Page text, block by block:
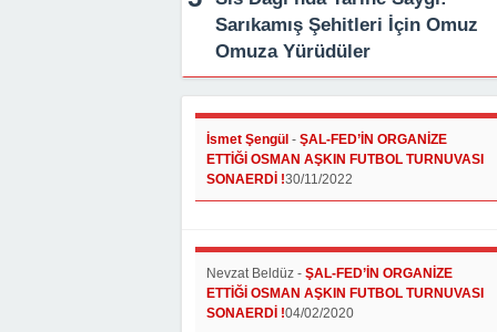
Sarıkamış Şehitleri İçin Omuz
Omuza Yürüdüler
İsmet Şengül - ŞAL-FED’İN ORGANİZE
ETTİĞİ OSMAN AŞKIN FUTBOL TURNUVASI
SONAERDİ !30/11/2022
Nevzat Beldüz - ŞAL-FED’İN ORGANİZE
ETTİĞİ OSMAN AŞKIN FUTBOL TURNUVASI
SONAERDİ !04/02/2020